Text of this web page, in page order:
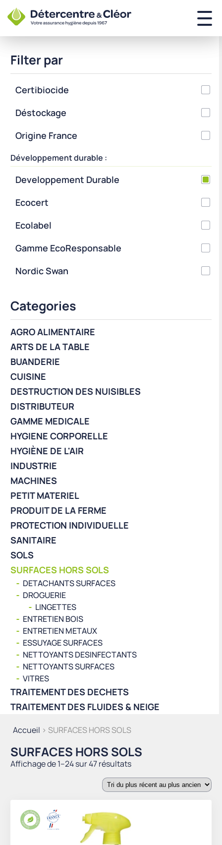
Accueil > SURFACES HORS SOLS
SURFACES HORS SOLS
Affichage de 1–24 sur 47 résultatsTrié
du
plus
plus
Filter par
Certibiocide
Déstockage
Origine France
Développement durable :
Developpement Durable
Ecocert
Ecolabel
Gamme EcoResponsable
Nordic Swan
Categories
AGRO ALIMENTAIRE
ARTS DE LA TABLE
BUANDERIE
CUISINE
DESTRUCTION DES NUISIBLES
DISTRIBUTEUR
GAMME MEDICALE
HYGIENE CORPORELLE
HYGIÈNE DE L'AIR
INDUSTRIE
MACHINES
PETIT MATERIEL
PRODUIT DE LA FERME
PROTECTION INDIVIDUELLE
SANITAIRE
SOLS
SURFACES HORS SOLS
DETACHANTS SURFACES
DROGUERIE
LINGETTES
ENTRETIEN BOIS
ENTRETIEN METAUX
ESSUYAGE SURFACES
NETTOYANTS DESINFECTANTS
NETTOYANTS SURFACES
VITRES
TRAITEMENT DES DECHETS
TRAITEMENT DES FLUIDES & NEIGE